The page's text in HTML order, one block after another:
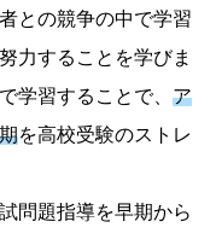
との競争の中で学習
力することを学びま
学習することで、 ア
を高校受験のストレ
問題指導を早期から